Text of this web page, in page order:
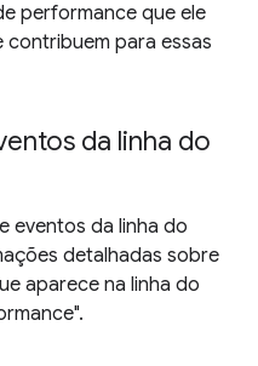
performance que ele
para essas
da linha do
eventos da linha do
detalhadas sobre
aparece na linha do